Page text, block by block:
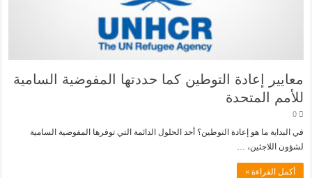
معايير إعادة التوطين كما حددتها المفوضية السامية
للأمم المتحدة
0
في البداية ما هو إعادة التوطين؟ أحد الحلول الدائمة التي توفرها المفوضية السامية
لشؤون اللاجئين، …
أكمل القراءة »